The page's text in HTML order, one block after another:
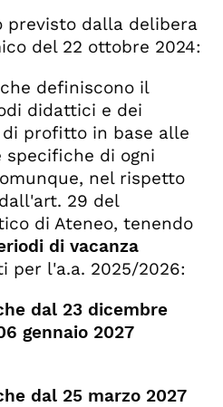
previsto dalla delibera
del 22 ottobre 2024:
definiscono il
didattici e dei
profitto in base alle
specifiche di ogni
nel rispetto
29 del
di Ateneo, tenendo
di vacanza
per l'a.a. 2025/2026:
dal 23 dicembre
gennaio 2027
dal 25 marzo 2027